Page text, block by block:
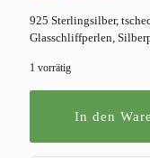
925 Sterlingsilber,
Glasschliffperlen,
1 vorrätig
In den